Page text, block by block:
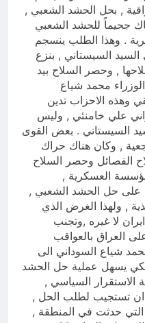
, بحل الحشد الشعبي ,
جحيماً للحشد الشعبي
. وهذا الطلب ينسجم
السيستاني , بنزع
, وحصر السلاح بيد
محمد شياع
وهذه الاحزاب تدين
علي خامنئي , وليس
السيستاني . بعض القوى
, وكان هناك حراك
الفصائل وحصر السلاح
العسكرية ,
على حل الحشد الشعبي ,
, ولهذا الغرض الذي
لا غيره ,وتجنب
العراق بالعواقب
شياع السوداني الى
لكي يسهل عملية حل الحشد
السياسي ,
ان تستجيب لطلب الحل ,
التي حدثت في المنطقة ,